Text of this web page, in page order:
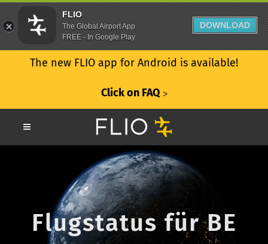
The new FLIO app for Android is available!
Click on FAQ ᐳ
Flugstatus für BE
FLIO
The Global Airport App
FREE - In Google Play
DOWNLOAD